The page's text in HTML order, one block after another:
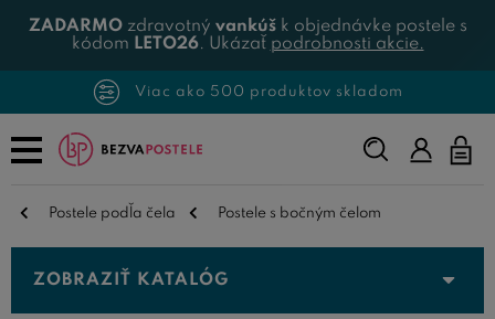
ZADARMOzdravotný vankúšk objednávke postele s
kódom LETO26. Ukázať podrobnosti akcie.
Viac ako 500 produktov skladom
Napíšte,
čo
Postele podľa čela Postele s bočným čelom
ZOBRAZIŤ KATALÓG